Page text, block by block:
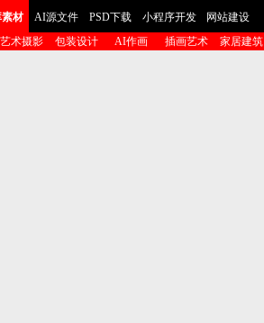
素材 AI源文件 PSD下载 小程序开发 网站建设
艺术摄影 包装设计 AI作画 插画艺术 家居建筑